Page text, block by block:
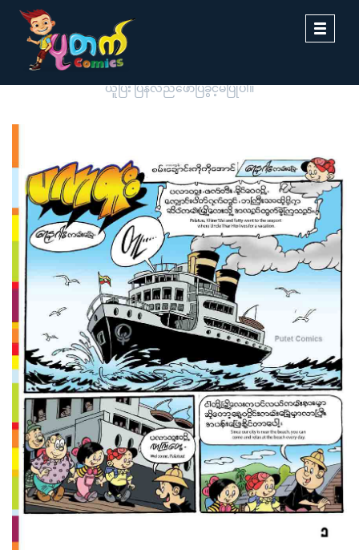
Toggle
ပုတက်ကာတွန်းမှ မူပိုင်စီစဉ်တင်ဆက်ထားခြင်းဖြစ်ပါသည်။ တစ်ဆင့်ကူး
ယူပြီး ပြန်လည်ဖော်ပြခွင့်မပြုပါ။